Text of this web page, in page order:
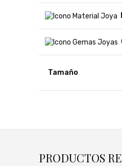
Tamaño
PRODUCTOS